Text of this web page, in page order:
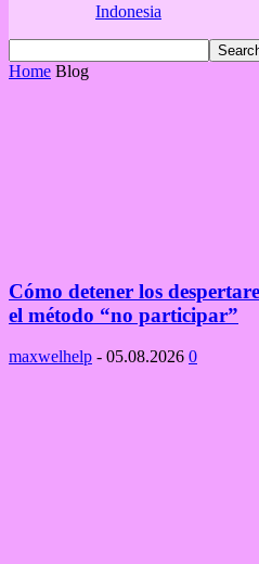
Indonesia
Home Blog
Cómo detener los
el método “no participar”
maxwelhelp - 05.08.2026 0